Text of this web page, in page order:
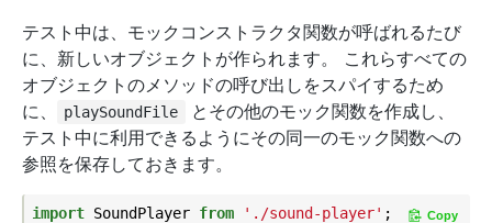
テスト中は、モックコンストラクタ関数が呼ばれるたび
に、新しいオブジェクトが作られます。 これらすべての
オブジェクトのメソッドの呼び出しをスパイするため
に、
playSoundFile
とその他のモック関数を作成し、
テスト中に利用できるようにその同一のモック関数への
参照を保存しておきます。
import SoundPlayer from './sound-player' Copy